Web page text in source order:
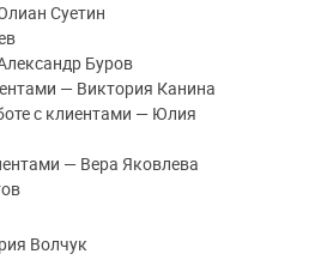
Суетин
Буров
— Виктория Канина
с клиентами — Юлия
— Вера Яковлева
Волчук